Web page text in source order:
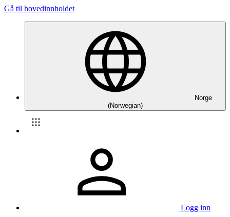
Gå til hovedinnholdet
Norge
(Norwegian)
Logg inn